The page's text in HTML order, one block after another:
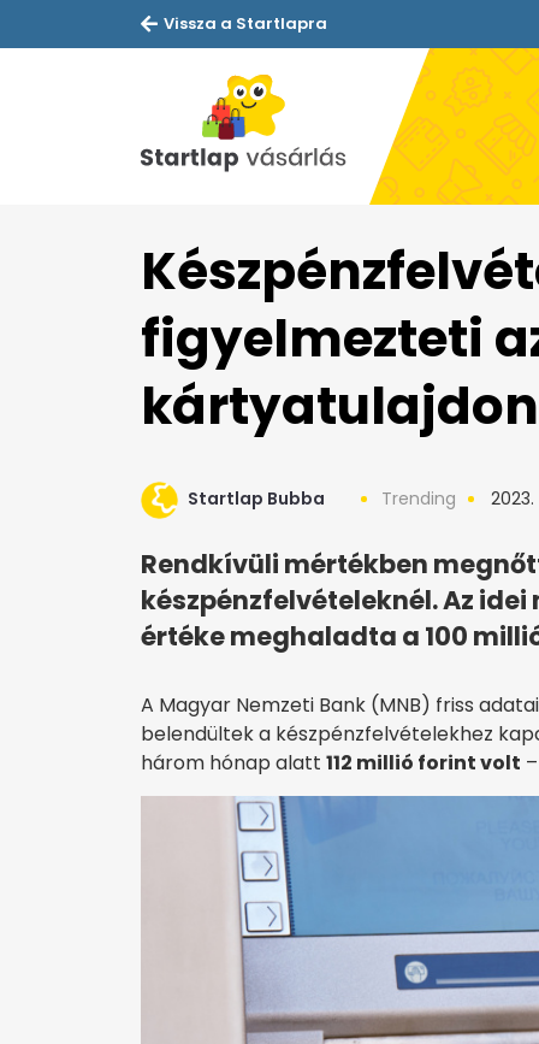
Vissza a Startlapra
figyelmezteti
Startlap Bubba Trending
Rendkívüli mértékben
készpénzfelvételeknél. Az
értéke meghaladta a 100
A Magyar Nemzeti Bank (MNB) friss
belendültek a készpénzfelvételekhez
három hónap alatt 112 millió forint volt